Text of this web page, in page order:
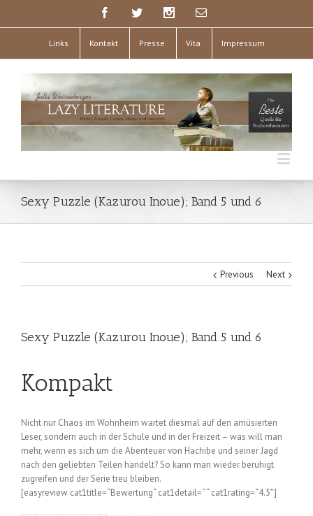
Links Kontakt Presse Vita Impressum
Sexy Puzzle (Kazurou Inoue); Band 5 und 6
Previous Next
Sexy Puzzle (Kazurou Inoue); Band 5 und 6
Kompakt
Nicht nur Chaos im Wohnheim wartet diesmal auf den amüsierten
Leser, sondern auch in der Schule und in der Freizeit – was will man
mehr, wenn es sich um die Abenteuer von Hachibe und seiner Jagd
nach den geliebten Teilen handelt? So kann man wieder beruhigt
zugreifen und der Serie treu bleiben.
[easyreview cat1title=“Bewertung“ cat1detail=“ “ cat1rating=“4.5″]